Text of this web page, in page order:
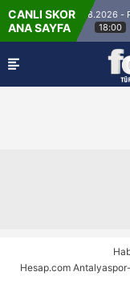
CANLI SKOR
ANA SAYFA
6.8.2026 - Per
18:00
Hesap.com